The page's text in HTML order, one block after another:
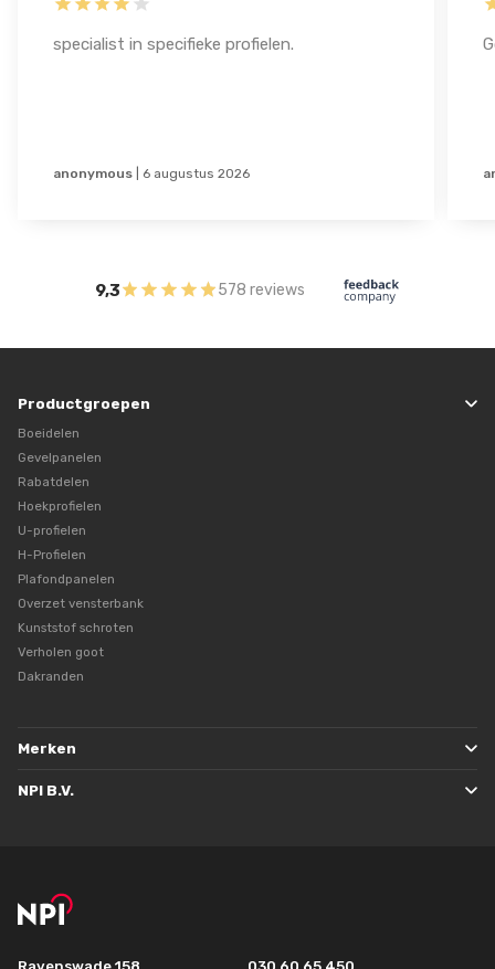
specialist in specifieke profielen.
anonymous 6 augustus 2026
9,3 578 reviews
Productgroepen
Boeidelen
Gevelpanelen
Rabatdelen
Hoekprofielen
U-profielen
H-Profielen
Plafondpanelen
Overzet vensterbank
Kunststof schroten
Verholen goot
Dakranden
Merken
NPI B.V.